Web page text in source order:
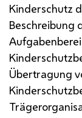
Kinderschutz
Beschreibung
Übertragung